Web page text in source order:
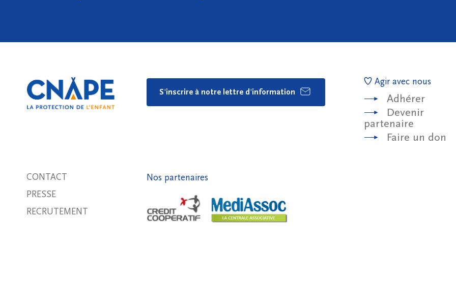
S'inscrire à notre lettre d'information
Agir avec nous
Adhérer
Devenir
partenaire
Faire un don
CONTACT
PRESSE
RECRUTEMENT
Nos partenaires